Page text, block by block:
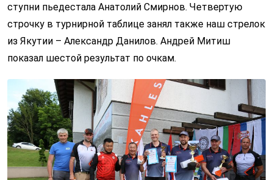
ступни пьедестала Анатолий Смирнов. Четвертую
строчку в турнирной таблице занял также наш стрелок
из Якутии – Александр Данилов. Андрей Митиш
показал шестой результат по очкам.